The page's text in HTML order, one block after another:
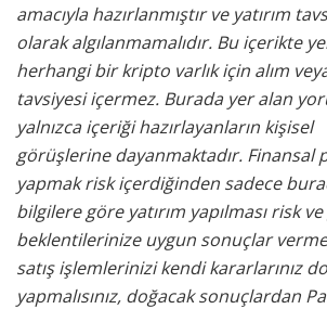
amacıyla hazırlanmıştır ve yatırım
olarakalgılanmamalıdır. Bu içerikte
herhangi bir kripto varlık için alım
tavsiyesiiçermez. Burada yer alan
yalnızca içeriği hazırlayanların kişisel
görüşlerinedayanmaktadır. Finansal
yapmak risk içerdiğinden sadece
bilgileregöre yatırım yapılması risk
beklentilerinize uygun sonuçlar
satış işlemlerinizi kendi kararlarınız
yapmalısınız, doğacak sonuçlardan